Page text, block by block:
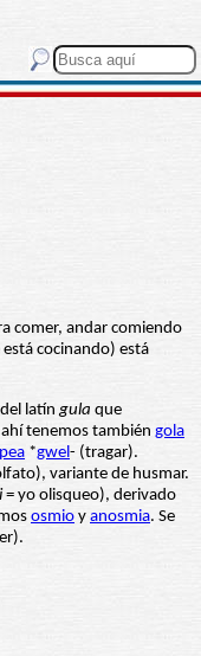
comer, andar comiendo
cocinando) está
latíngula que
tenemos también gola
*gwel- (tragar).
variante de husmar.
= yo olisqueo), derivado
osmio y anosmia. Se